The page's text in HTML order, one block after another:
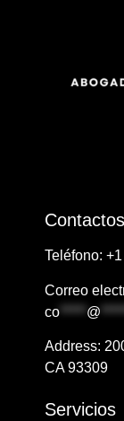
Contactos
Teléfono: ​+1
Correo
co ***** @
Address:
CA 93309
Servicios